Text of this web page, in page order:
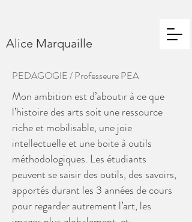
Alice Marquaille
PEDAGOGIE / Professeure PEA
Mon ambition est d’aboutir à ce que
l’histoire des arts soit une ressource
riche et mobilisable, une joie
intellectuelle et une boite à outils
méthodologiques. Les étudiants
peuvent se saisir des outils, des savoirs,
apportés durant les 3 années de cours
pour regarder autrement l’art, les